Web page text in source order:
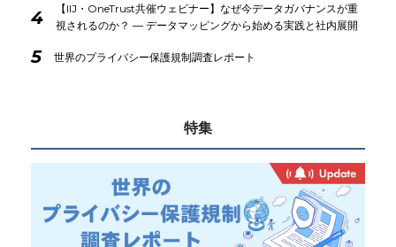
4
【IIJ・OneTrust共催ウェビナー】なぜ今データガバナンスが重
視されるのか？ ― データマッピングから始める実践と社内展開
5 世界のプライバシー保護規制調査レポート
特集